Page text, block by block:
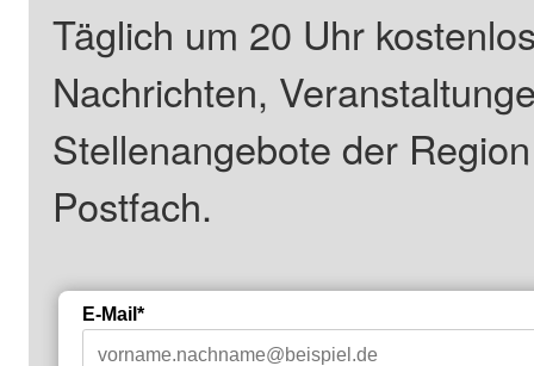
Täglich um 20 Uhr
Nachrichten,
Stellenangebote der
Postfach.
E-Mail*